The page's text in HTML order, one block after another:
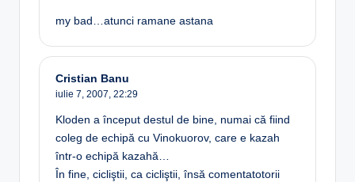
my bad…atunci ramane astana
Cristian Banu
iulie 7, 2007, 22:29
Kloden a început destul de bine, numai că fiind
coleg de echipă cu Vinokuorov, care e kazah
într-o echipă kazahă…
În fine, cicliştii, ca cicliştii, însă comentatotorii